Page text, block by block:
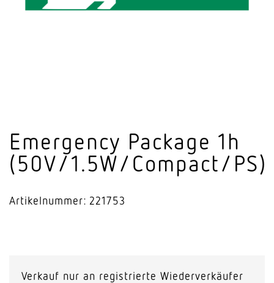
Emer­gency Package 1h
(50V/1.5W/Compact/PS)
Artikelnummer: 221753
Verkauf nur an registrierte Wiederverkäufer